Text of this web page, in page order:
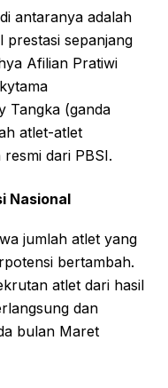
antaranya adalah
prestasi sepanjang
Afilian Pratiwi
Tangka (ganda
atlet-atlet
dari PBSI.
Nasional
jumlah atlet yang
bertambah.
atlet dari hasil
dan
bulan Maret